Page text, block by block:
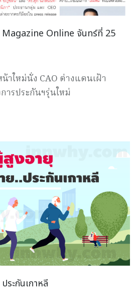
Online จันทร์ที่ 25
าใหม่นั่ง CAO ต่างแดนเฝ้า
รประกันฯรุ่นใหม่
ระกันเกาหลี